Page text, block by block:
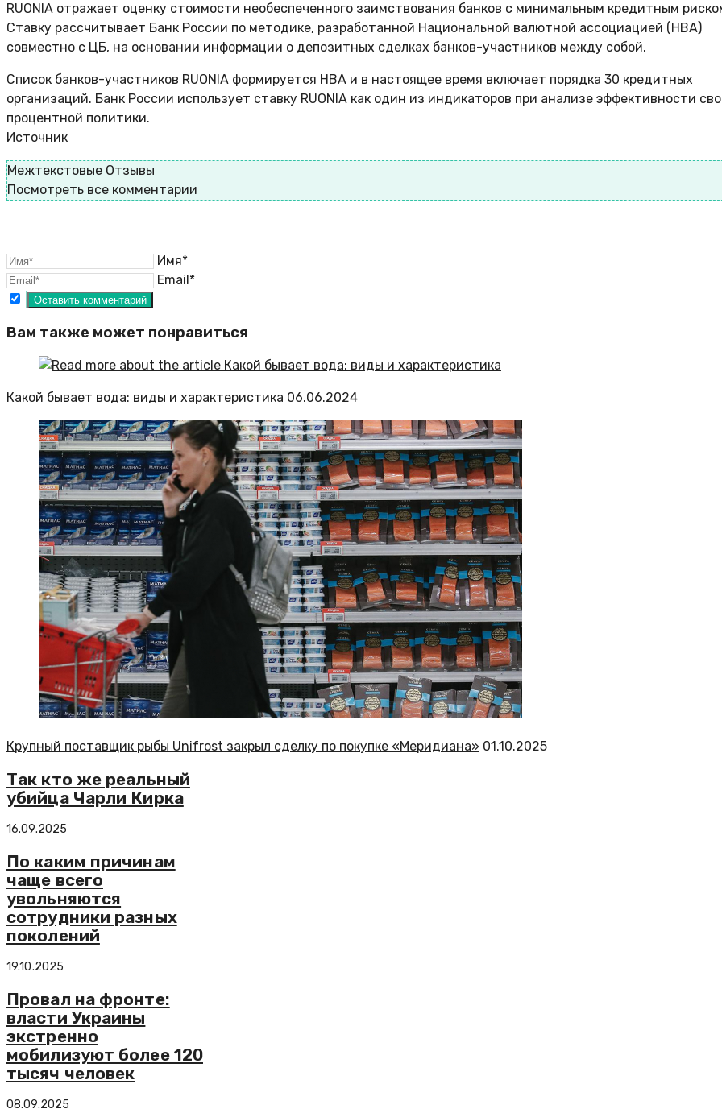
RUONIA отражает оценку стоимости необеспеченного заимствования банков с минимальным кредитным
Ставку рассчитывает Банк России по методике, разработанной Национальной валютной ассоциацией (НВА)
совместно с ЦБ, на основании информации о депозитных сделках банков-участников между собой.
Список банков-участников RUONIA формируется НВА и в настоящее время включает порядка 30 кредитных
организаций. Банк России использует ставку RUONIA как один из индикаторов при анализе эффективности
процентной политики.
Источник
Межтекстовые Отзывы
Посмотреть все комментарии
Имя*
Email*
Вам также может понравиться
Какой бывает вода: виды и характеристика 06.06.2024
Крупный поставщик рыбы Unifrost закрыл сделку по покупке «Меридиана» 01.10.2025
Так кто же реальный
убийца Чарли Кирка
16.09.2025
По каким причинам
чаще всего
увольняются
сотрудники разных
поколений
19.10.2025
Провал на фронте:
власти Украины
экстренно
мобилизуют более 120
тысяч человек
08.09.2025